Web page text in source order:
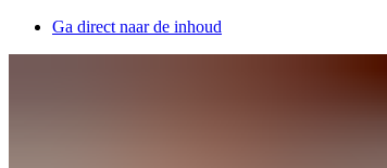
Ga direct naar de inhoud